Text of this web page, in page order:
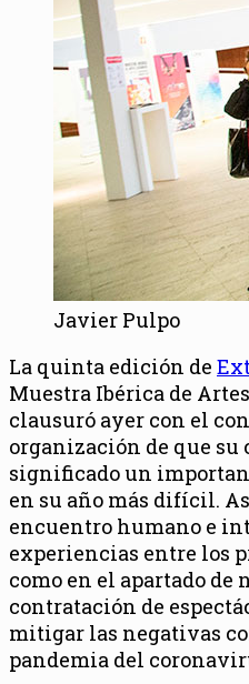
Javier Pulpo
La quinta edición de
Muestra Ibérica de
clausuró ayer con el
organización de que su
significado un
en su año más difícil.
encuentro humano e
experiencias entre los
como en el apartado de
contratación de
mitigar las negativas
pandemia del